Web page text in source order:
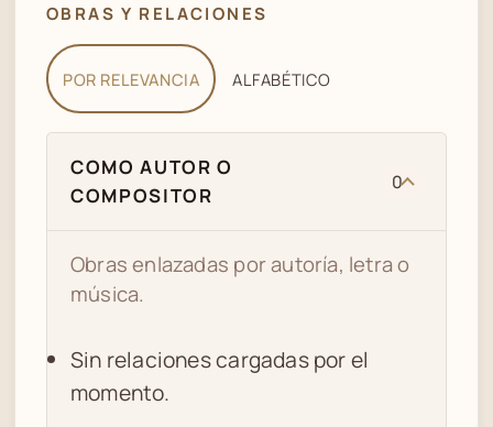
OBRAS Y RELACIONES
POR RELEVANCIA ALFABÉTICO
COMO AUTOR O
COMPOSITOR
0
Obras enlazadas por autoría, letra o
música.
Sin relaciones cargadas por el
momento.